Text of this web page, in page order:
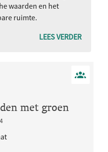
waarden en het
ruimte.
LEES VERDER
met groen